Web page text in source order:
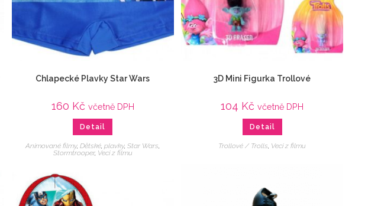
Chlapecké Plavky Star Wars
160 Kč včetně DPH
Detail
Animované filmy,Dětské ,plavky,Star Wars
Stormtrooper, Veci z filmu
3D Mini Figurka Trollové
104 Kč včetně DPH
Detail
Trollové / Trolls Veci z filmu